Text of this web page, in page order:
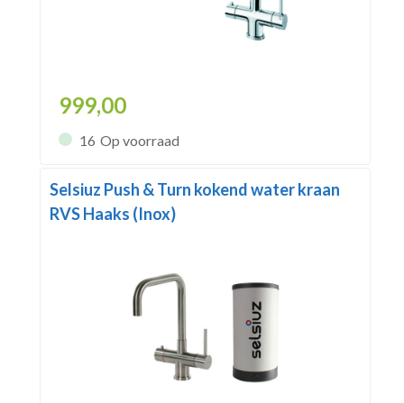
999,00
16 Op voorraad
Selsiuz Push & Turn kokend water kraan
RVS Haaks (Inox)